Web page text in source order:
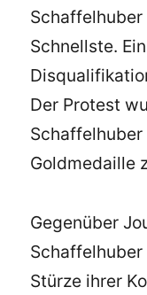
Schnellste. Ein
Der Protest
Goldmedaille
Gegenüber
Stürze ihrer